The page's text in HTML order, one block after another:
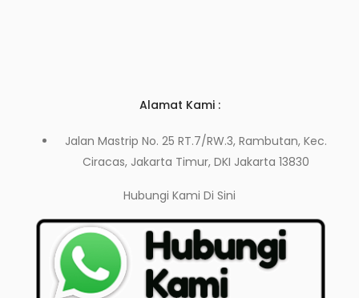
Alamat Kami :
Jalan Mastrip No. 25 RT.7/RW.3, Rambutan, Kec.
Ciracas, Jakarta Timur, DKI Jakarta 13830
Hubungi Kami Di Sini